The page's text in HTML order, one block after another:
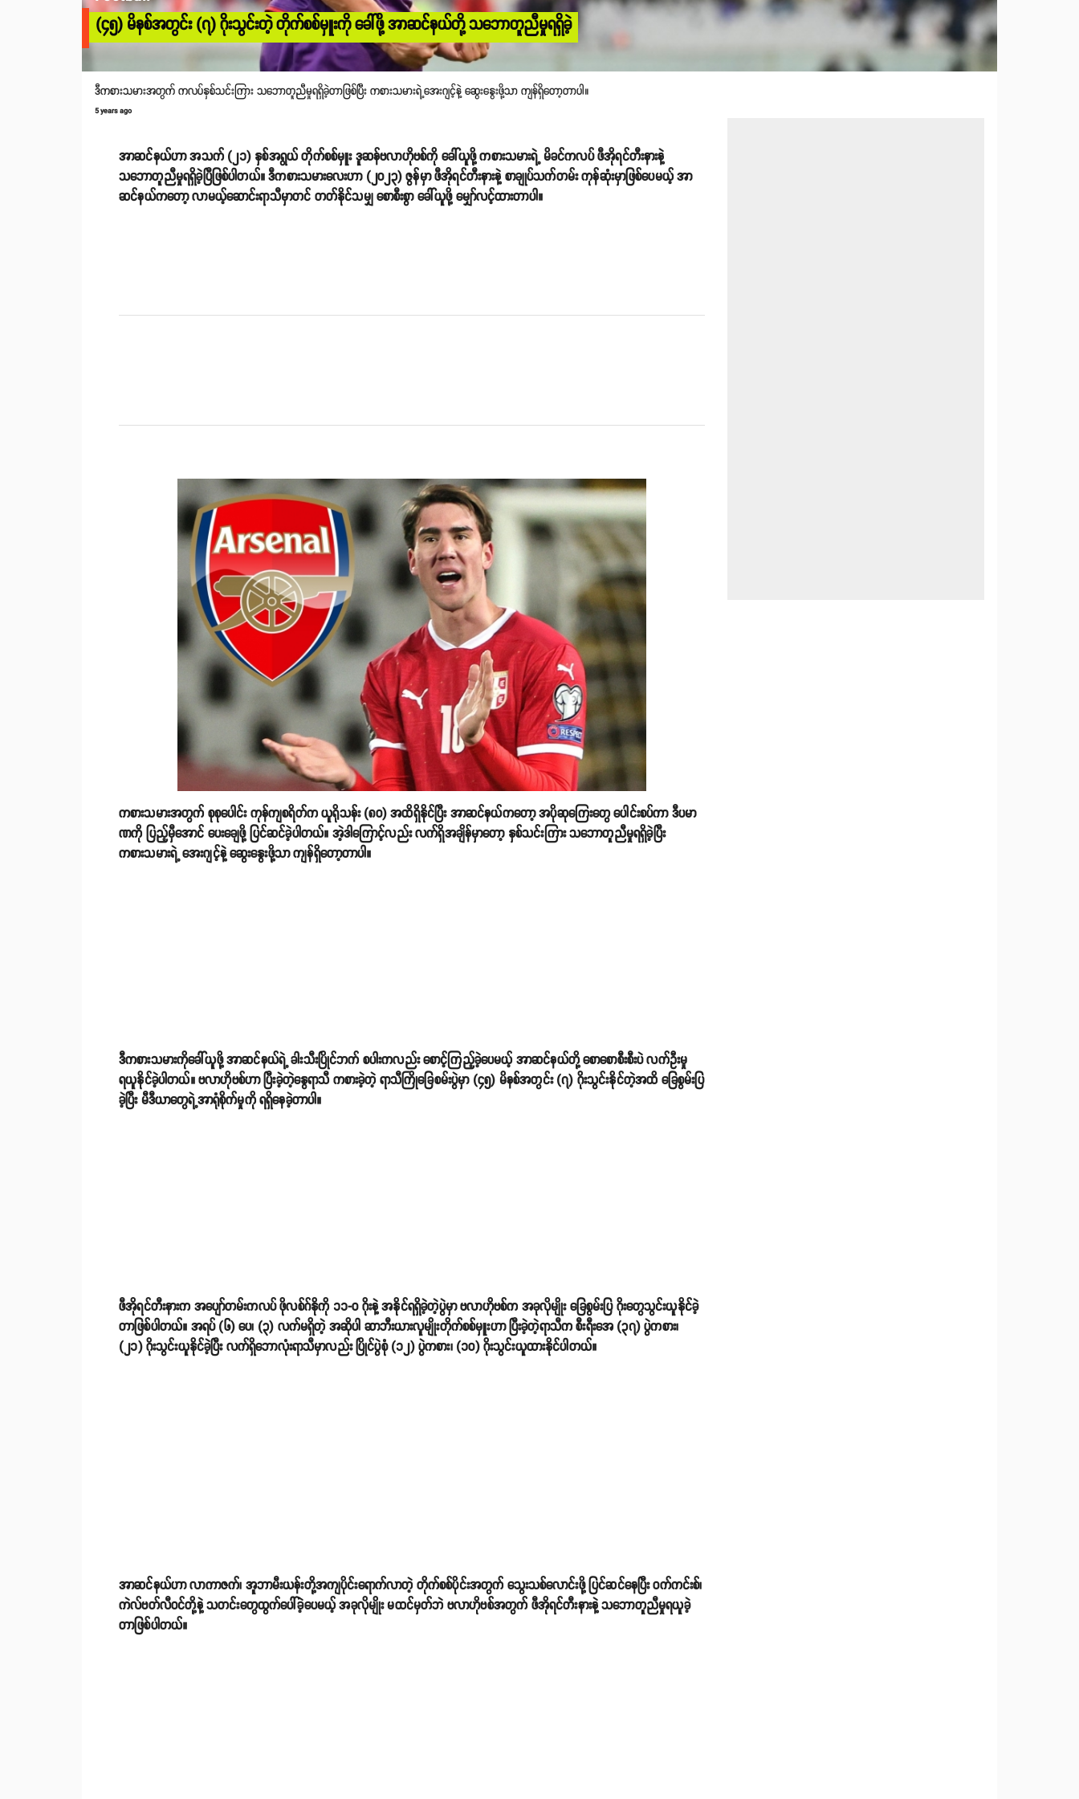
(၄၅) မိနစ်အတွင်း (၇) ဂိုးသွင်းတဲ့ တိုက်စစ်မှူးကို ခေါ်ဖို့ အာဆင်နယ်တို့ သဘောတူညီမှုရရှိခဲ့
ဒီကစားသမားအတွက် ကလပ်နှစ်သင်းကြား သဘောတူညီမှုရရှိခဲ့တာဖြစ်ပြီး ကစားသမားရဲ့အေးဂျင့်နဲ့ ဆွေးနွေးဖို့သာ ကျန်ရှိတော့တာပါ။
5 years ago
အာဆင်နယ်ဟာ အသက် (၂၁) နှစ်အရွယ် တိုက်စစ်မှူး ဒူဆန်ဗလာဟိုဗစ်ကို ခေါ်ယူဖို့ ကစားသမားရဲ့ မိခင်ကလပ် ဖီအိုရင်တီးနားနဲ့
သဘောတူညီမှုရရှိခဲ့ပြီဖြစ်ပါတယ်။ ဒီကစားသမားလေးဟာ (၂၀၂၃) ဇွန်မှာ ဖီအိုရင်တီးနားနဲ့ စာချုပ်သက်တမ်း ကုန်ဆုံးမှာဖြစ်ပေမယ့် အာ
ဆင်နယ်ကတော့ လာမယ့်ဆောင်းရာသီမှာတင် တတ်နိုင်သမျှ စောစီးစွာ ခေါ်ယူဖို့ မျှော်လင့်ထားတာပါ။
ကစားသမားအတွက် စုစုပေါင်း ကုန်ကျစရိတ်က ယူရိုသန်း (၈၀) အထိရှိနိုင်ပြီး အာဆင်နယ်ကတော့ အပိုဆုကြေးတွေ ပေါင်းစပ်ကာ ဒီပမာ
ဏကို ပြည့်မှီအောင် ပေးချေဖို့ ပြင်ဆင်ခဲ့ပါတယ်။ အဲ့ဒါကြောင့်လည်း လက်ရှိအချိန်မှာတော့ နှစ်သင်းကြား သဘောတူညီမှုရရှိခဲ့ပြီး
ကစားသမားရဲ့ အေးဂျင့်နဲ့ ဆွေးနွေးဖို့သာ ကျန်ရှိတော့တာပါ။
ဒီကစားသမားကိုခေါ်ယူဖို့ အာဆင်နယ်ရဲ့ ခါးသီးပြိုင်ဘက် စပါးကလည်း စောင့်ကြည့်ခဲ့ပေမယ့် အာဆင်နယ်တို့ စောစောစီးစီးပဲ လက်ဦးမှု
ရယူနိုင်ခဲ့ပါတယ်။ ဗလာဟိုဗစ်ဟာ ပြီးခဲ့တဲ့နွေရာသီ ကစားခဲ့တဲ့ ရာသီကြိုခြေစမ်းပွဲမှာ (၄၅) မိနစ်အတွင်း (၇) ဂိုးသွင်းနိုင်တဲ့အထိ ခြေစွမ်းပြ
ခဲ့ပြီး မီဒီယာတွေရဲ့အာရုံစိုက်မှုကို ရရှိနေခဲ့တာပါ။
ဖီအိုရင်တီးနားက အပျော်တမ်းကလပ် ဖိုလစ်ဂ်နိုကို ၁၁-၀ ဂိုးနဲ့ အနိုင်ရရှိခဲ့တဲ့ပွဲမှာ ဗလာဟိုဗစ်က အခုလိုမျိုး ခြေစွမ်းပြ ဂိုးတွေသွင်းယူနိုင်ခဲ့
တာဖြစ်ပါတယ်။ အရပ် (၆) ပေ၊ (၃) လက်မရှိတဲ့ အဆိုပါ ဆာဘီးယားလူမျိုးတိုက်စစ်မှူးဟာ ပြီးခဲ့တဲ့ရာသီက စီးရီးအေ (၃၇) ပွဲကစား၊
(၂၁) ဂိုးသွင်းယူနိုင်ခဲ့ပြီး လက်ရှိဘောလုံးရာသီမှာလည်း ပြိုင်ပွဲစုံ (၁၂) ပွဲကစား၊ (၁၀) ဂိုးသွင်းယူထားနိုင်ပါတယ်။
အာဆင်နယ်ဟာ လာကာဇက်၊ အူဘာမီးယန်းတို့အကျပိုင်းရောက်လာတဲ့ တိုက်စစ်ပိုင်းအတွက် သွေးသစ်လောင်းဖို့ ပြင်ဆင်နေပြီး ဝက်ကင်းစ်၊
ကဲလ်ဗတ်လီဝင်တို့နဲ့ သတင်းတွေထွက်ပေါ်ခဲ့ပေမယ့် အခုလိုမျိုး မထင်မှတ်ဘဲ ဗလာဟိုဗစ်အတွက် ဖီအိုရင်တီးနားနဲ့ သဘောတူညီမှုရယူခဲ့
တာဖြစ်ပါတယ်။